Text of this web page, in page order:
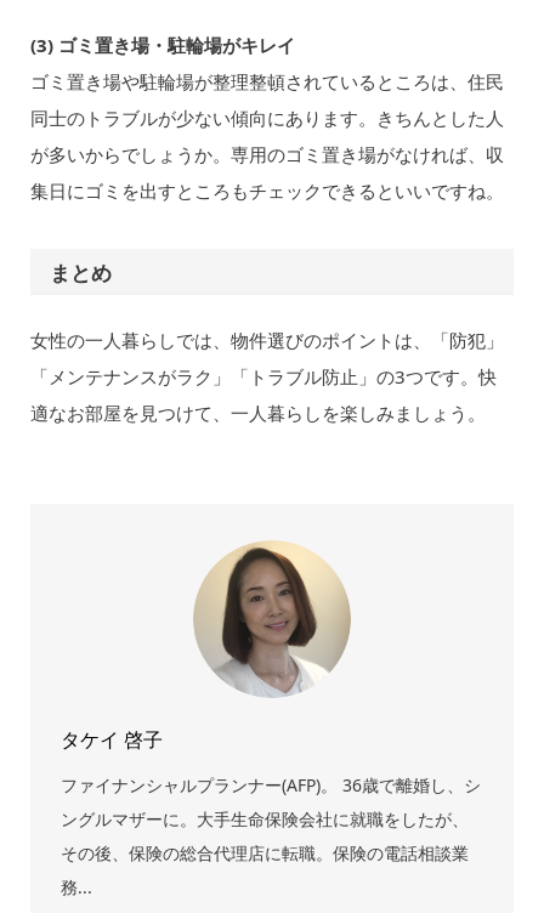
(3) ゴミ置き場・駐輪場がキレイ
ゴミ置き場や駐輪場が整理整頓されているところは、住民
同士のトラブルが少ない傾向にあります。きちんとした人
が多いからでしょうか。専用のゴミ置き場がなければ、収
集日にゴミを出すところもチェックできるといいですね。
まとめ
女性の一人暮らしでは、物件選びのポイントは、「防犯」
「メンテナンスがラク」「トラブル防止」の3つです。快
適なお部屋を見つけて、一人暮らしを楽しみましょう。
タケイ 啓子
ファイナンシャルプランナー(AFP)。 36歳で離婚し、シ
ングルマザーに。大手生命保険会社に就職をしたが、
その後、保険の総合代理店に転職。保険の電話相談業
務...